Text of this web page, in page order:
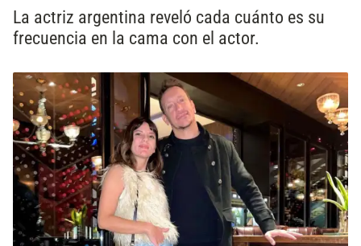
La actriz argentina reveló cada cuánto es su
frecuencia en la cama con el actor.